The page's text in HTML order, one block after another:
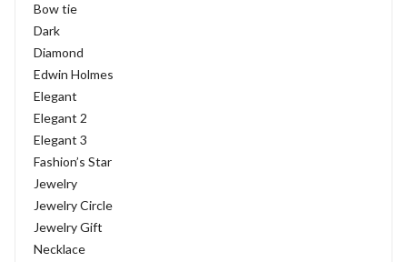
Bow tie
Dark
Diamond
Edwin Holmes
Elegant
Elegant 2
Elegant 3
Fashion’s Star
Jewelry
Jewelry Circle
Jewelry Gift
Necklace